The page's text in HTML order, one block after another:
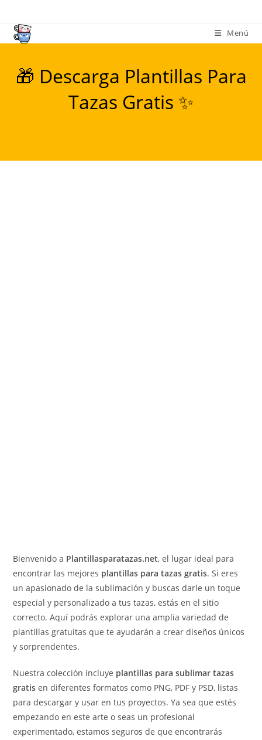
contenido
Menú
🎁 Descarga Plantillas Para
Tazas Gratis ✨
Bienvenido a Plantillasparatazas.net, el lugar ideal para
encontrar las mejores plantillas para tazas gratis. Si eres
un apasionado de la sublimación y buscas darle un toque
especial y personalizado a tus tazas, estás en el sitio
correcto. Aquí podrás explorar una amplia variedad de
plantillas gratuitas que te ayudarán a crear diseños únicos
y sorprendentes.
Nuestra colección incluye plantillas para sublimar tazas
gratis en diferentes formatos como PNG, PDF y PSD, listas
para descargar y usar en tus proyectos. Ya sea que estés
empezando en este arte o seas un profesional
experimentado, estamos seguros de que encontrarás